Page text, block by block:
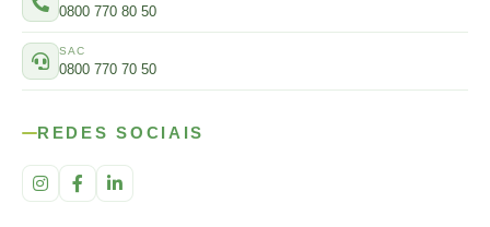
0800 770 80 50
SAC
0800 770 70 50
REDES SOCIAIS